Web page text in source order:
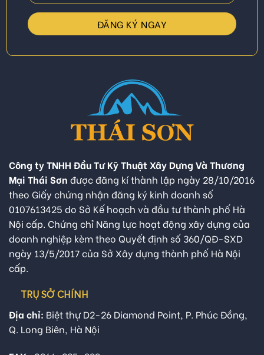
Công ty TNHH Đầu Tư Kỹ Thuật Xây Dựng Và Thương
Mại Thái Sơn được đăng kí thành lập ngày 28/10/2016
theo Giấy chứng nhận đăng ký kinh doanh số
0107613425 do Sở Kế hoạch và đầu tư thành phố Hà
Nội cấp. Chứng chỉ Năng lực hoạt động xây dựng của
doanh nghiệp kèm theo Quyết định số 360/QĐ-SXD
ngày 13/5/2017 của Sở Xây dựng thành phố Hà Nội
cấp.
TRỤ SỞ CHÍNH
Địa chỉ: Biệt thự D2-26 Diamond Point, P. Phúc Đồng,
Q. Long Biên, Hà Nội